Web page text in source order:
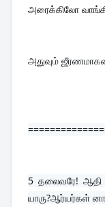
அரைக்கிலோ
அதுவும்
5 தலைவரே! ஆதி
யாரு?ஆர்யர்கள் னா